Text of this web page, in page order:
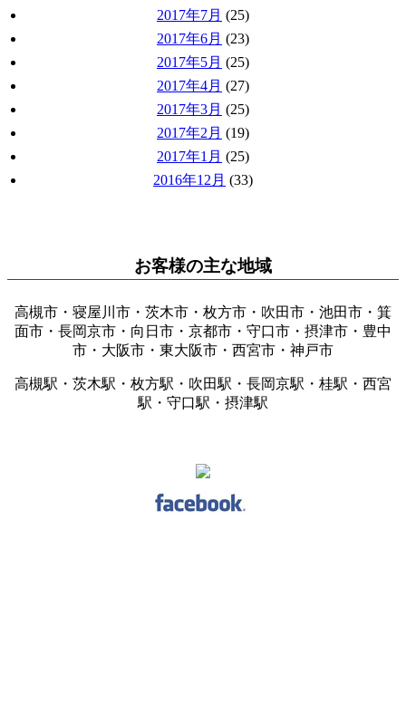
2017年7月 (25)
2017年6月 (23)
2017年5月 (25)
2017年4月 (27)
2017年3月 (25)
2017年2月 (19)
2017年1月 (25)
2016年12月 (33)
お客様の主な地域
高槻市・寝屋川市・茨木市・枚方市・吹田市・池田市・箕
面市・長岡京市・向日市・京都市・守口市・摂津市・豊中
市・大阪市・東大阪市・西宮市・神戸市
高槻駅・茨木駅・枚方駅・吹田駅・長岡京駅・桂駅・西宮
駅・守口駅・摂津駅